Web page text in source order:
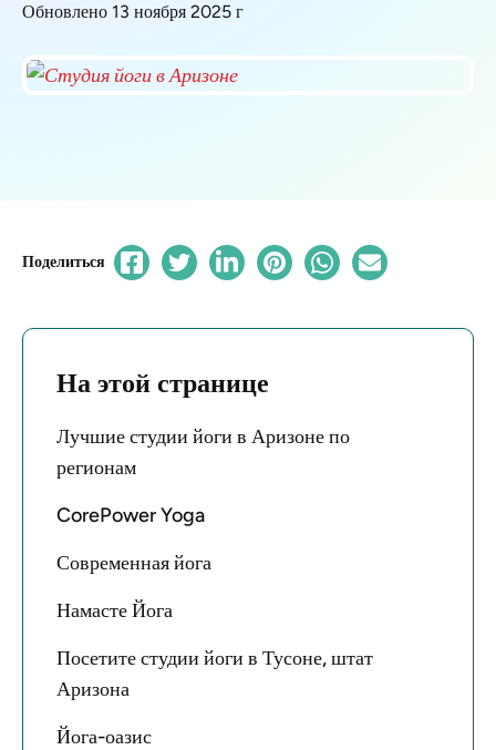
Обновлено 13 ноября 2025 г
Поделиться
На этой странице
Лучшие студии йоги в Аризоне по
регионам
CorePower Yoga
Современная йога
Намасте Йога
Посетите студии йоги в Тусоне, штат
Аризона
Йога-оазис